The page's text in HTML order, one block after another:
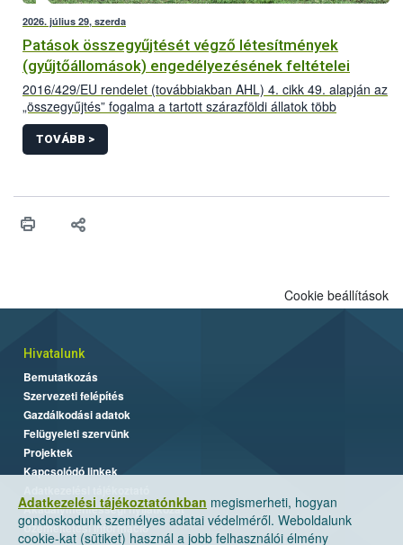
2026. július 29, szerda
Patások összegyűjtését végző létesítmények
(gyűjtőállomások) engedélyezésének feltételei
2016/429/EU rendelet (továbbiakban AHL) 4. cikk 49. alapján az
„összegyűjtés” fogalma a tartott szárazföldi állatok több
létesítményből történő összegyűjtése az adott állatfajra
vonatkozóan előírt minimum tartózkodási időnél rövidebb
időszakra vonatkozik,
TOVÁBB >
Adatkezelési tájékoztatónkban megismerheti, hogyan
gondoskodunk személyes adatai védelméről. Weboldalunk
cookie-kat (sütiket) használ a jobb felhasználói élmény
Cookie beállítások
Hivatalunk
Bemutatkozás
Szervezeti felépítés
Gazdálkodási adatok
Felügyeleti szervünk
Projektek
Kapcsolódó linkek
Akadálymentességi nyilatkozat
Üzemeltetési információ